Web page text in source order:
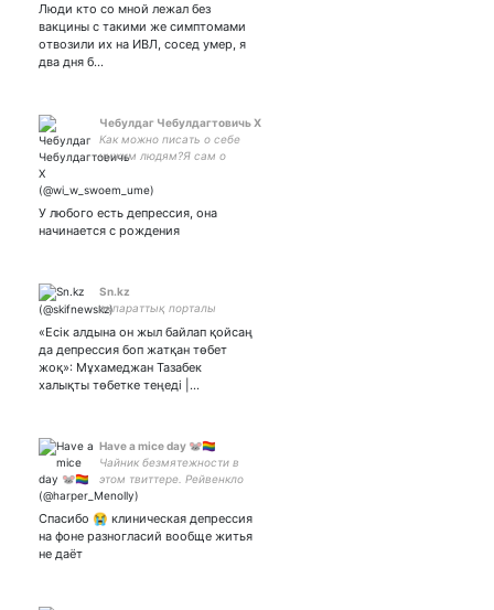
world. против русофобии
♦️многополярный мир🌍
Люди кто со мной лежал без
вакцины с такими же симптомами
отвозили их на ИВЛ, сосед умер, я
два дня б…
Чебулдаг Чебулдагтовичь Х
Как можно писать о себе
чужим людям?Я сам о
своих полуголых
вбан.Дэбилы туда же.Только
сильный может выстоять да
У любого есть депрессия, она
начинается с рождения
Sn.kz
ақпараттық порталы
«Есік алдына он жыл байлап қойсаң
да депрессия боп жатқан төбет
жоқ»: Мұхамеджан Тазабек
халықты төбетке теңеді |…
Have a mice day 🐭🏳️‍🌈
Чайник безмятежности в
этом твиттере. Рейвенкло
#SkyChildrenOfTheLight,
ментал очка и #Genshin.
Местами проливные
шутки.
Спасибо 😭 клиническая депрессия
на фоне разногласий вообще житья
не даёт